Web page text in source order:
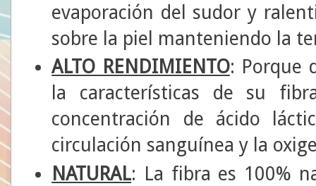
evaporación del sudor y
sobre la piel manteniendo la
ALTO RENDIMIENTO: Porque
la características de su
concentración de ácido
circulación sanguínea y la
NATURAL: La fibra es 100%